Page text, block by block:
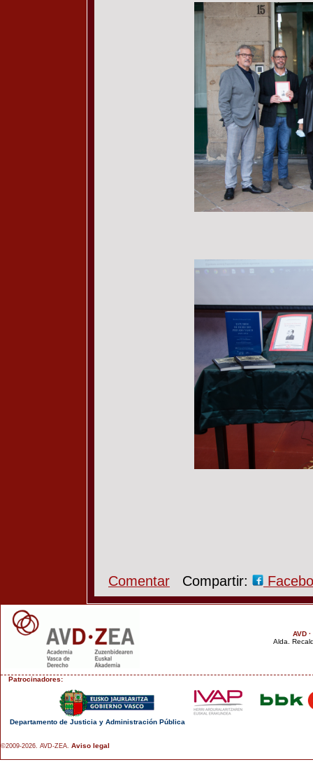
Comentar Compartir:
AVD
Alda.
Patrocinadores:
Departamento de Justicia y Administración Pública
©2009-2026. AVD-ZEA. Aviso legal